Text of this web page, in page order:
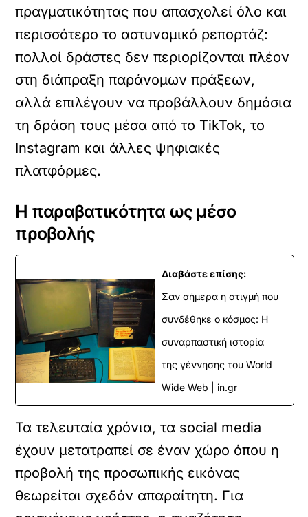
πραγματικότητας που απασχολεί όλο και
περισσότερο το αστυνομικό ρεπορτάζ:
πολλοί δράστες δεν περιορίζονται πλέον
στη διάπραξη παράνομων πράξεων,
αλλά επιλέγουν να προβάλλουν δημόσια
τη δράση τους μέσα από το TikTok, το
Instagram και άλλες ψηφιακές
πλατφόρμες.
Η παραβατικότητα ως μέσο
προβολής
Διαβάστε επίσης:
Σαν σήμερα η στιγμή που
συνδέθηκε ο κόσμος: Η
συναρπαστική ιστορία
της γέννησης του World
Wide Web | in.gr
Τα τελευταία χρόνια, τα social media
έχουν μετατραπεί σε έναν χώρο όπου η
προβολή της προσωπικής εικόνας
θεωρείται σχεδόν απαραίτητη. Για